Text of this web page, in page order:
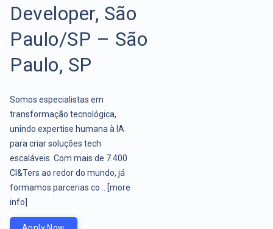
Developer, São
Paulo/SP – São
Paulo, SP
Somos especialistas em
transformação tecnológica,
unindo expertise humana à IA
para criar soluções tech
escaláveis. Com mais de 7.400
CI&Ters ao redor do mundo, já
formamos parcerias co ..
[more
info]